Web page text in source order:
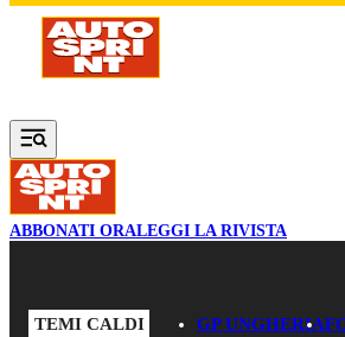
Vai al contenuto principale
ABBONATI ORALEGGI LA RIVISTA
TEMI CALDI GP UNGHERIA